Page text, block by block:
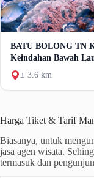
BATU BOLONG TN
Keindahan Bawah
± 3.6 km
Harga Tiket & Tarif
Biasanya, untuk
jasa agen wisata.
termasuk dan